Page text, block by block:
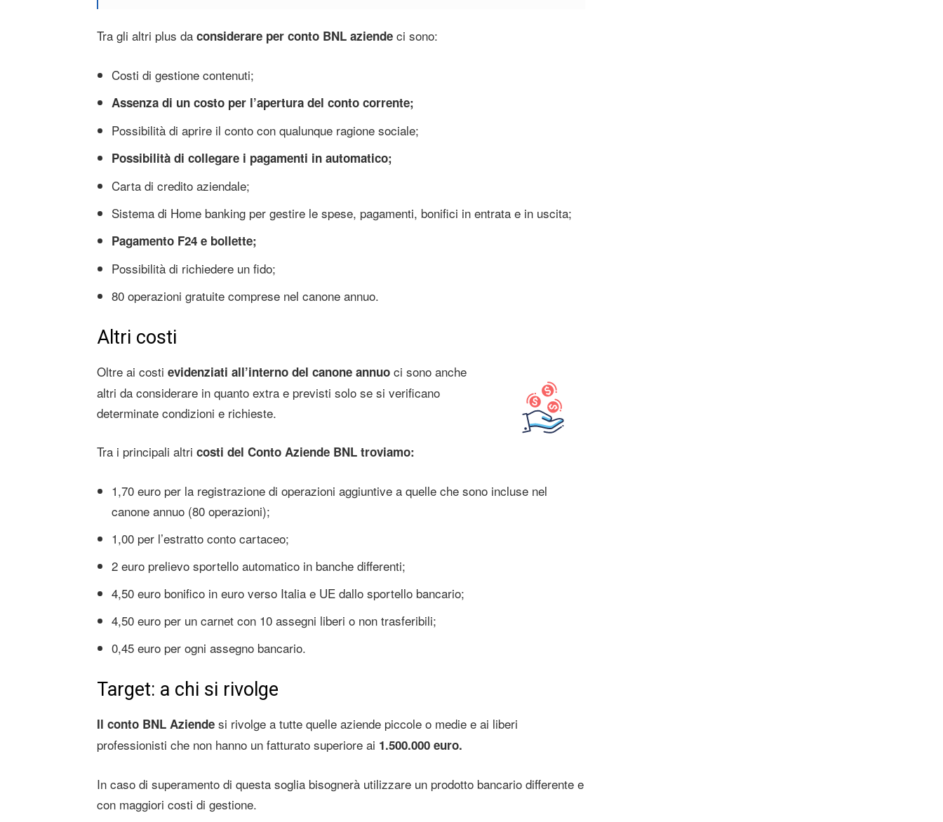
Tra gli altri plus da considerare per conto BNL aziende ci sono:
Costi di gestione contenuti;
Assenza di un costo per l’apertura del conto corrente;
Possibilità di aprire il conto con qualunque ragione sociale;
Possibilità di collegare i pagamenti in automatico;
Carta di credito aziendale;
Sistema di Home banking per gestire le spese, pagamenti, bonifici in entrata e in uscita;
Pagamento F24 e bollette;
Possibilità di richiedere un fido;
80 operazioni gratuite comprese nel canone annuo.
Altri costi
Oltre ai costi evidenziati all’interno del canone annuo ci sono anche
altri da considerare in quanto extra e previsti solo se si verificano
determinate condizioni e richieste.
Tra i principali altri costi del Conto Aziende BNL troviamo:
1,70 euro per la registrazione di operazioni aggiuntive a quelle che sono incluse nel
canone annuo (80 operazioni);
1,00 per l’estratto conto cartaceo;
2 euro prelievo sportello automatico in banche differenti;
4,50 euro bonifico in euro verso Italia e UE dallo sportello bancario;
4,50 euro per un carnet con 10 assegni liberi o non trasferibili;
0,45 euro per ogni assegno bancario.
Target: a chi si rivolge
Il conto BNL Aziende si rivolge a tutte quelle aziende piccole o medie e ai liberi
professionisti che non hanno un fatturato superiore ai 1.500.000 euro.
In caso di superamento di questa soglia bisognerà utilizzare un prodotto bancario differente e
con maggiori costi di gestione.